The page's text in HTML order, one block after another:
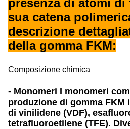
presenza di atomi
sua catena
descrizione
della gomma FKM:
Composizione chimica
- Monomeri I monomeri
produzione di gomma
di vinilidene (VDF),
tetrafluoroetilene (TFE).